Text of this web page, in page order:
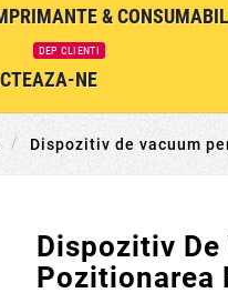
&
NE
DEP CLIENTI
Dispozitiv de vacuum
Dispozitiv
Pozitionarea